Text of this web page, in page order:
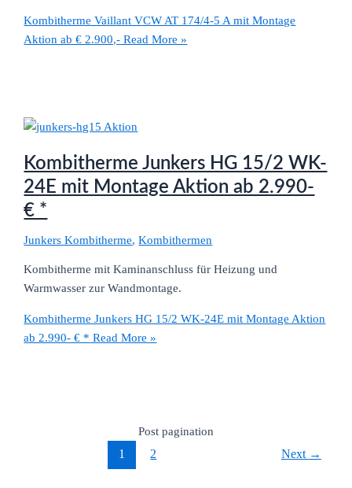
Kombitherme Vaillant VCW AT 174/4-5 A mit Montage
Aktion ab € 2.900,- Read More »
Kombitherme Junkers HG 15/2 WK-
24E mit Montage Aktion ab 2.990-
€ *
Junkers Kombitherme,Kombithermen
Kombitherme mit Kaminanschluss für Heizung und
Warmwasser zur Wandmontage.
Kombitherme Junkers HG 15/2 WK-24E mit Montage Aktion
ab 2.990- € * Read More »
Post pagination
1 2 Next →